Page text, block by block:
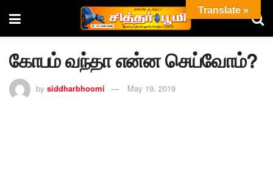
கோபம் வந்தா என்ன செய்வோம்?
by siddharbhoomi May 19, 2019
Translate »